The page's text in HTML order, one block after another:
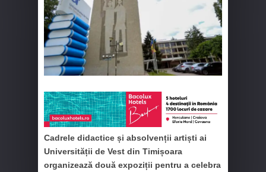
Cadrele didactice și absolvenții artiști ai
Universității de Vest din Timișoara
organizează două expoziții pentru a celebra